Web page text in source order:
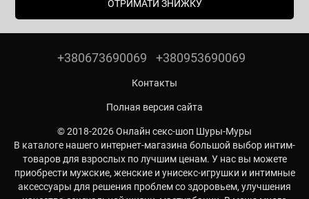
ОТРИМАТИ ЗНИЖКУ
+380673690069 +380953690069
Контакты
Полная версия сайта
© 2018-2026 Онлайн секс-шоп Шуры-Муры
В каталоге нашего интернет-магазина большой выбор интим-
товаров для взрослых по лучшим ценам. У нас вы можете
приобрести мужские, женские и унисекс-игрушки и интимные
аксессуары для решения проблем со здоровьем, улучшения